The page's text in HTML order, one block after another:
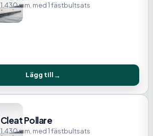
1.430 mm, med 1 fästbultsats
Lägg till
Cleat Pollare
1.430 mm, med 1 fästbultsats